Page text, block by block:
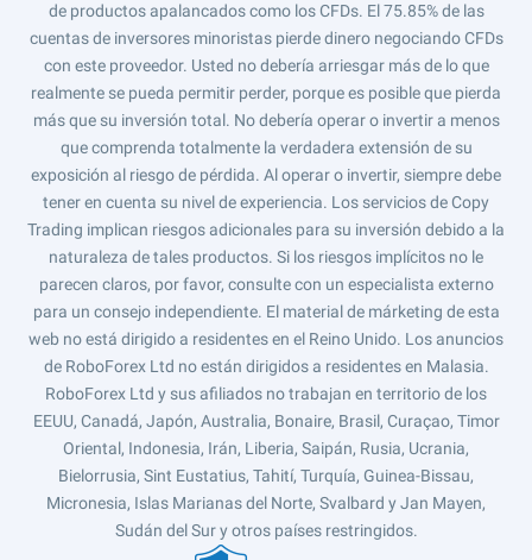
de productos apalancados como los CFDs. El 75.85% de las
cuentas de inversores minoristas pierde dinero negociando CFDs
con este proveedor. Usted no debería arriesgar más de lo que
realmente se pueda permitir perder, porque es posible que pierda
más que su inversión total. No debería operar o invertir a menos
que comprenda totalmente la verdadera extensión de su
exposición al riesgo de pérdida. Al operar o invertir, siempre debe
tener en cuenta su nivel de experiencia. Los servicios de Copy
Trading implican riesgos adicionales para su inversión debido a la
naturaleza de tales productos. Si los riesgos implícitos no le
parecen claros, por favor, consulte con un especialista externo
para un consejo independiente. El material de márketing de esta
web no está dirigido a residentes en el Reino Unido. Los anuncios
de RoboForex Ltd no están dirigidos a residentes en Malasia.
RoboForex Ltd y sus afiliados no trabajan en territorio de los
EEUU, Canadá, Japón, Australia, Bonaire, Brasil, Curaçao, Timor
Oriental, Indonesia, Irán, Liberia, Saipán, Rusia, Ucrania,
Bielorrusia, Sint Eustatius, Tahití, Turquía, Guinea-Bissau,
Micronesia, Islas Marianas del Norte, Svalbard y Jan Mayen,
Sudán del Sur y otros países restringidos.